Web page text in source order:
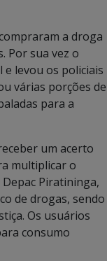
a droga
Por sua vez o
e levou os policiais
várias porções de
para a
um acerto
multiplicar o
Piratininga,
de drogas, sendo
Os usuários
consumo